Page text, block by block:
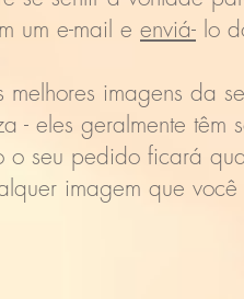
um e-mail e enviá- lo
melhores imagens da
- eles geralmente
o seu pedido ficará
imagem que